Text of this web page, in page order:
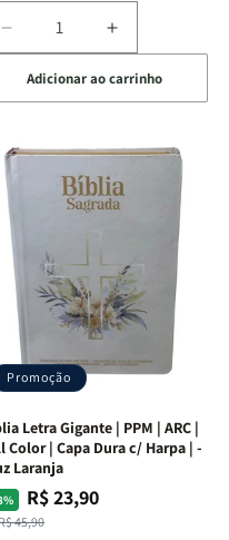
Diminuir
a
quantidade
de
a
Bíblia
Livro
por
Livro
um
panorama
completo
dos
66
da
Bíblia
Equipe
teológica
Aumentar
a
quantidade
de
a
Bíblia
Livro
-
um
panorama
completo
dos
da
Bíblia
Adicionar ao carrinho
Promoção
Letra Gigante | PPM | ARC |
Color | Capa Dura c/ Harpa | -
Laranja
45,90
R$ 23,90